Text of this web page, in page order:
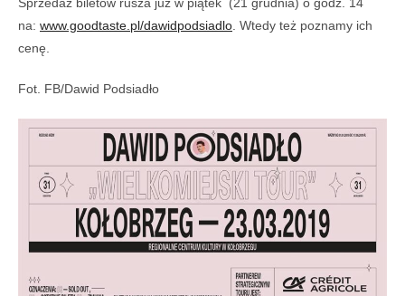
na: www.goodtaste.pl/dawidpodsiadlo . Wtedy też poznamy ich
cenę.
Fot. FB/Dawid Podsiadło